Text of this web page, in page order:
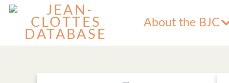
About the BJC